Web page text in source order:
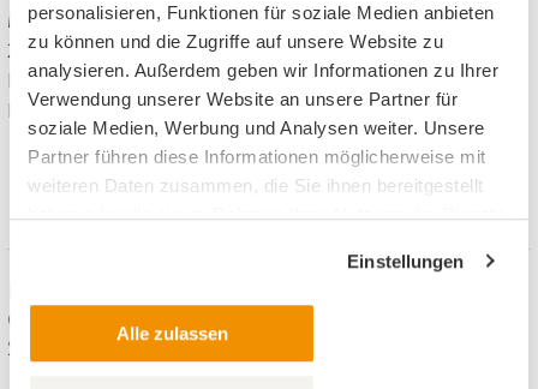
personalisieren, Funktionen für soziale Medien anbieten
zu können und die Zugriffe auf unsere Website zu
analysieren. Außerdem geben wir Informationen zu Ihrer
Verwendung unserer Website an unsere Partner für
soziale Medien, Werbung und Analysen weiter. Unsere
Partner führen diese Informationen möglicherweise mit
weiteren Daten zusammen, die Sie ihnen bereitgestellt
haben oder die sie im Rahmen Ihrer Nutzung der Dienste
Einstellungen
Alle zulassen
Methodisch-didaktischer Kommentar, 11 Seiten, Format: ZIP,
2.08 MB
Inhalt: 1 PDF, 1 Word
Eleni Andreadakis, Henrike Vogtmann, PERSEN,
Material auf meinUnterricht finden
Geschichten zum Fühlen und Bewegen Sport,
SoPäd, Intensive Behinderung